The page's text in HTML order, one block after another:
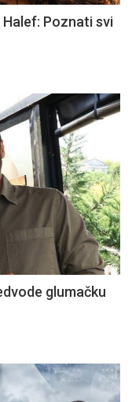
Poznati svi
glumačku